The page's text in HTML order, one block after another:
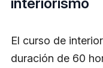
El curso de
duración de 60